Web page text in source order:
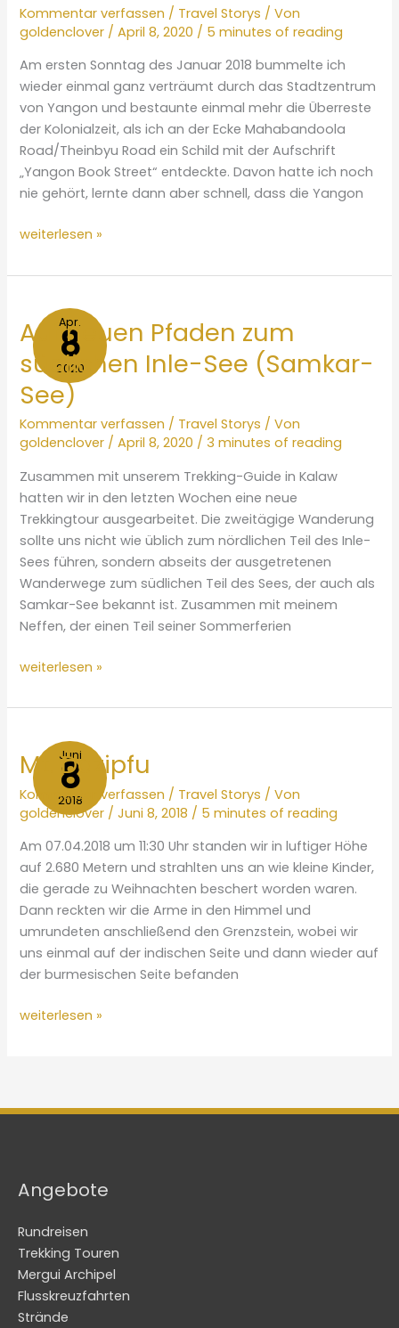
Kommentar verfassen / Travel Storys / Von
goldenclover /April 8, 2020 / 5 minutes of reading
Am ersten Sonntag des Januar 2018 bummelte ich
wieder einmal ganz verträumt durch das Stadtzentrum
von Yangon und bestaunte einmal mehr die Überreste
der Kolonialzeit, als ich an der Ecke Mahabandoola
Road/Theinbyu Road ein Schild mit der Aufschrift
„Yangon Book Street“ entdeckte. Davon hatte ich noch
nie gehört, lernte dann aber schnell, dass die Yangon
Das
Office
öffnet
seine
Türen
weiterlesen »
Apr.
8
2020
Auf neuen Pfaden zum
südlichen Inle-See (Samkar-
See)
Kommentar verfassen / Travel Storys / Von
goldenclover /April 8, 2020 / 3 minutes of reading
Zusammen mit unserem Trekking-Guide in Kalaw
hatten wir in den letzten Wochen eine neue
Trekkingtour ausgearbeitet. Die zweitägige Wanderung
sollte uns nicht wie üblich zum nördlichen Teil des Inle-
Sees führen, sondern abseits der ausgetretenen
Wanderwege zum südlichen Teil des Sees, der auch als
Samkar-See bekannt ist. Zusammen mit meinem
Neffen, der einen Teil seiner Sommerferien
Auf
Pfaden
südlichen
Inle-
See
(Samkar-
See)
weiterlesen »
Juni
8
2018
Mt. Dazipfu
Kommentar verfassen / Travel Storys / Von
goldenclover /Juni 8, 2018 / 5 minutes of reading
Am 07.04.2018 um 11:30 Uhr standen wir in luftiger Höhe
auf 2.680 Metern und strahlten uns an wie kleine Kinder,
die gerade zu Weihnachten beschert worden waren.
Dann reckten wir die Arme in den Himmel und
umrundeten anschließend den Grenzstein, wobei wir
uns einmal auf der indischen Seite und dann wieder auf
der burmesischen Seite befanden
Mt.
weiterlesen »
Angebote
Rundreisen
Trekking Touren
Mergui Archipel
Flusskreuzfahrten
Strände